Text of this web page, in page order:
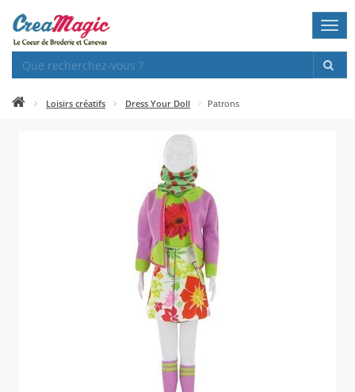
Loisirs créatifs Dress Your Doll Patrons